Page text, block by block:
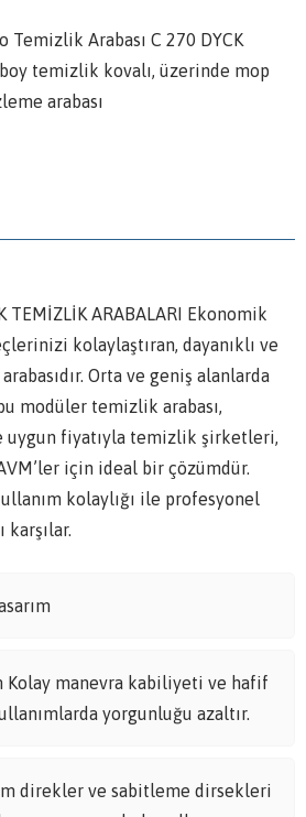
Temizlik Arabası C 270 DYCK
temizlik kovalı, üzerinde mop
arabası
TEMİZLİK ARABALARI Ekonomik
kolaylaştıran, dayanıklı ve
Orta ve geniş alanlarda
modüler temizlik arabası,
uygun fiyatıyla temizlik şirketleri,
için ideal bir çözümdür.
kolaylığı ile profesyonel
karşılar.
Kolay manevra kabiliyeti ve hafif
yorgunluğu azaltır.
direkler ve sabitleme dirsekleri